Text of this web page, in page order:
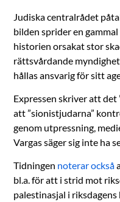
Judiska centralrådet
bilden sprider en
historien orsakat stor
rättsvårdande
hållas ansvarig för sitt
Expressen skriver att det
att ”sionistjudarna”
genom utpressning,
Vargas säger sig inte ha
Tidningen noterar också
bl.a. för att i strid mot
palestinasjal i